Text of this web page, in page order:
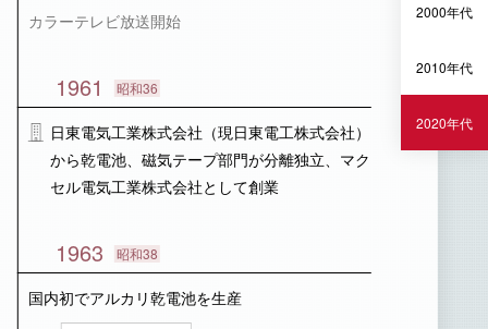
2000年代
2010年代
2020年代
カラーテレビ放送開始
1961 昭和36
日東電気工業株式会社（現日東電工株式会社）
から乾電池、磁気テープ部門が分離独立、マク
セル電気工業株式会社として創業
1963 昭和38
国内初でアルカリ乾電池を生産